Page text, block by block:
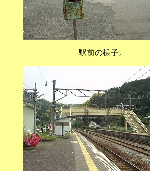
駅前の様子。